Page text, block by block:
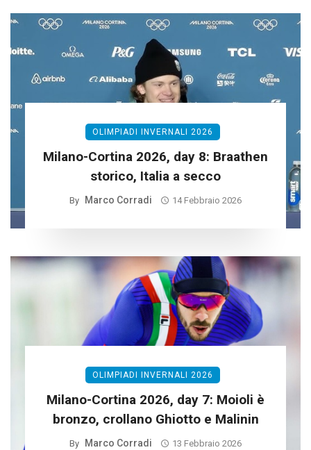
OLIMPIADI INVERNALI 2026
Milano-Cortina 2026, day 8: Braathen
storico, Italia a secco
By Marco Corradi 14 Febbraio 2026
OLIMPIADI INVERNALI 2026
Milano-Cortina 2026, day 7: Moioli è
bronzo, crollano Ghiotto e Malinin
By Marco Corradi 13 Febbraio 2026